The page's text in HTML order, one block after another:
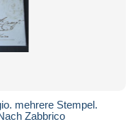
mehrere Stempel.
Zabbrico